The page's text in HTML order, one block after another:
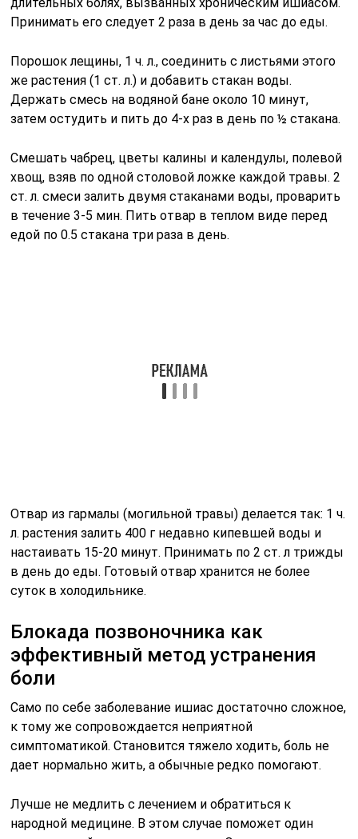
Принимать его следует 2 раза в день за час до еды.
Порошок лещины, 1 ч. л., соединить с листьями этого
же растения (1 ст. л.) и добавить стакан воды.
Держать смесь на водяной бане около 10 минут,
затем остудить и пить до 4-х раз в день по ½ стакана.
Смешать чабрец, цветы калины и календулы, полевой
хвощ, взяв по одной столовой ложке каждой травы. 2
ст. л. смеси залить двумя стаканами воды, проварить
в течение 3-5 мин. Пить отвар в теплом виде перед
едой по 0.5 стакана три раза в день.
Отвар из гармалы (могильной травы) делается так: 1 ч.
л. растения залить 400 г недавно кипевшей воды и
настаивать 15-20 минут. Принимать по 2 ст. л трижды
в день до еды. Готовый отвар хранится не более
суток в холодильнике.
Блокада позвоночника как
эффективный метод устранения
боли
Само по себе заболевание ишиас достаточно сложное,
к тому же сопровождается неприятной
симптоматикой. Становится тяжело ходить, боль не
дает нормально жить, а обычные редко помогают.
Лучше не медлить с лечением и обратиться к
народной медицине. В этом случае поможет один